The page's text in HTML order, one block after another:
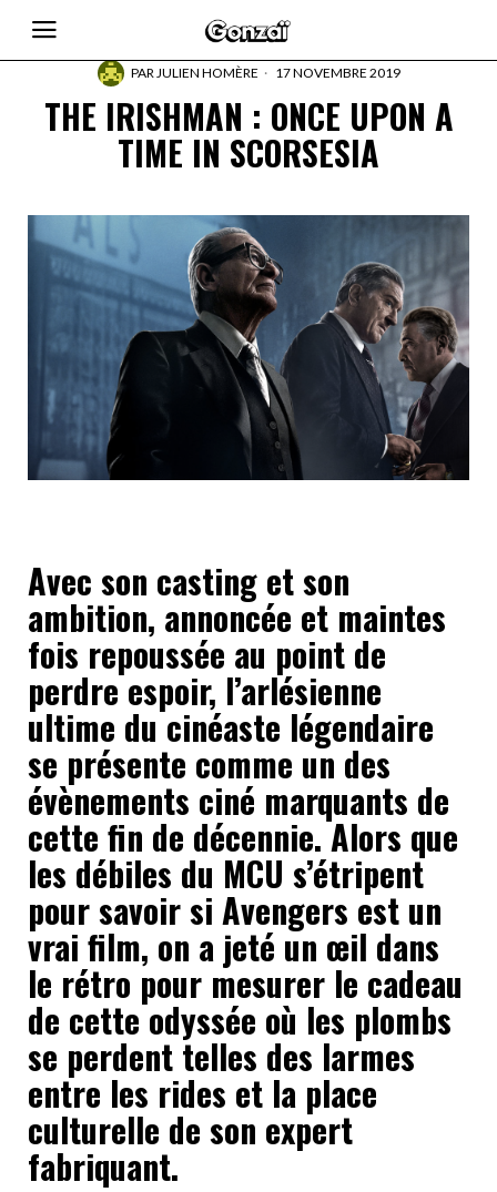
PARJULIEN HOMÈRE 17 NOVEMBRE 2019
THE IRISHMAN : ONCE UPON A
TIME IN SCORSESIA
Avec son casting et son
ambition, annoncée et maintes
fois repoussée au point de
perdre espoir, l’arlésienne
ultime du cinéaste légendaire
se présente comme un des
évènements ciné marquants de
cette fin de décennie. Alors que
les débiles du MCU s’étripent
pour savoir si Avengers est un
vrai film, on a jeté un œil dans
le rétro pour mesurer le cadeau
de cette odyssée où les plombs
se perdent telles des larmes
entre les rides et la place
culturelle de son expert
fabriquant.